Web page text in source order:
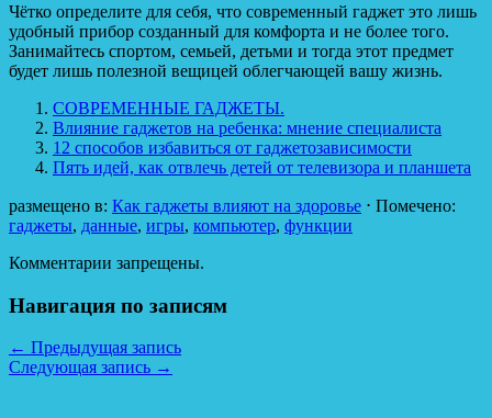
Чётко определите для себя, что современный гаджет это лишь
удобный прибор созданный для комфорта и не более того.
Занимайтесь спортом, семьей, детьми и тогда этот предмет
будет лишь полезной вещицей облегчающей вашу жизнь.
СОВРЕМЕННЫЕ ГАДЖЕТЫ.
Влияние гаджетов на ребенка: мнение специалиста
12 способов избавиться от гаджетозависимости
Пять идей, как отвлечь детей от телевизора и планшета
размещено в: Как гаджеты влияют на здоровье ⋅ Помечено:
гаджеты, данные, игры, компьютер, функции
Комментарии запрещены.
Навигация по записям
← Предыдущая запись
Следующая запись →